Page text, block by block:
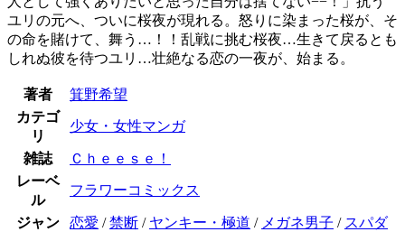
ユリの元へ、ついに桜夜が現れる。怒りに染まった桜が、そ
の命を賭けて、舞う…！！乱戦に挑む桜夜…生きて戻るとも
しれぬ彼を待つユリ…壮絶なる恋の一夜が、始まる。
著者
箕野希望
カテゴ
リ
少女・女性マンガ
雑誌
Ｃｈｅｅｓｅ！
レーベ
ル
フラワーコミックス
ジャン
恋愛 /禁断 / ヤンキー・極道 / メガネ男子 / スパダ